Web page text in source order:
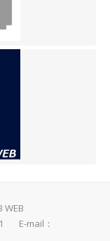
WEB
E-mail：